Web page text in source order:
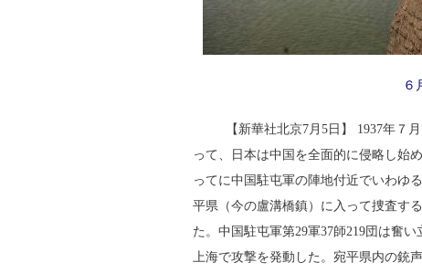
６
【新華社北京7月5日】 1937年７
って、日本は中国を全面的に侵略し始
ってに中国駐屯軍の陣地付近でいわゆ
平県（今の盧溝橋鎮）に入って捜査す
た。中国駐屯軍第29軍37師219団は奮
上海で攻撃を発動した。宛平県内の銃